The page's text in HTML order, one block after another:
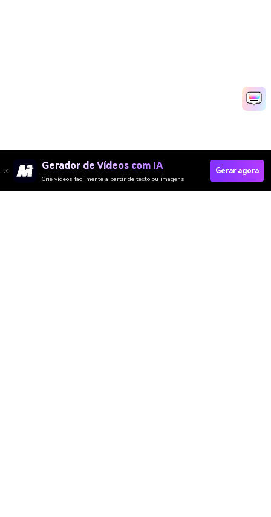
Gerador de Vídeos com IA
Crie vídeos facilmente a partir de texto ou imagens
Gerar agora